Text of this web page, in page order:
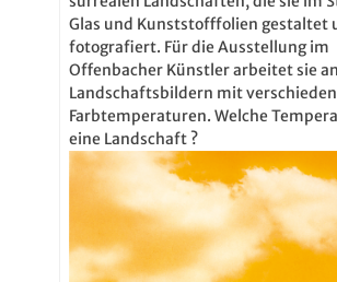
Glas und Kunststofffolien gestaltet
fotografiert. Für die Ausstellung im
Offenbacher Künstler arbeitet sie an
Landschaftsbildern mit
Farbtemperaturen. Welche
eine Landschaft ?